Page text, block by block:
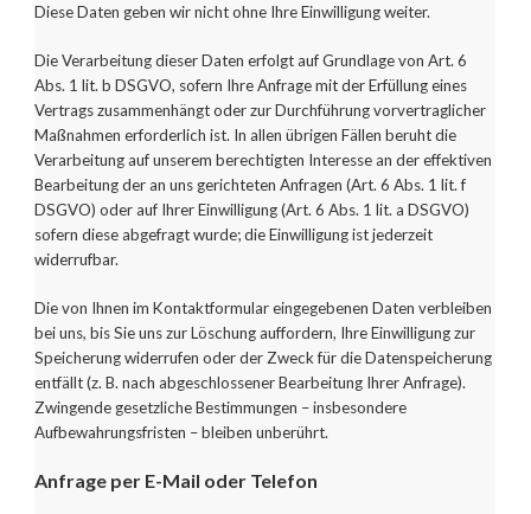
Diese Daten geben wir nicht ohne Ihre Einwilligung weiter.
Die Verarbeitung dieser Daten erfolgt auf Grundlage von Art. 6
Abs. 1 lit. b DSGVO, sofern Ihre Anfrage mit der Erfüllung eines
Vertrags zusammenhängt oder zur Durchführung vorvertraglicher
Maßnahmen erforderlich ist. In allen übrigen Fällen beruht die
Verarbeitung auf unserem berechtigten Interesse an der effektiven
Bearbeitung der an uns gerichteten Anfragen (Art. 6 Abs. 1 lit. f
DSGVO) oder auf Ihrer Einwilligung (Art. 6 Abs. 1 lit. a DSGVO)
sofern diese abgefragt wurde; die Einwilligung ist jederzeit
widerrufbar.
Die von Ihnen im Kontaktformular eingegebenen Daten verbleiben
bei uns, bis Sie uns zur Löschung auffordern, Ihre Einwilligung zur
Speicherung widerrufen oder der Zweck für die Datenspeicherung
entfällt (z. B. nach abgeschlossener Bearbeitung Ihrer Anfrage).
Zwingende gesetzliche Bestimmungen – insbesondere
Aufbewahrungsfristen – bleiben unberührt.
Anfrage per E-Mail oder Telefon